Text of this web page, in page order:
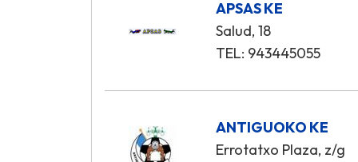
APSAS KE
Salud, 18
TEL: 943445055
ANTIGUOKO KE
Errotatxo Plaza, z/g